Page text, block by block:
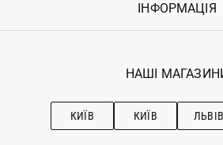
Повернення
Гарантія
Увійти
Ostriv Club+
ІНФОРМАЦІЯ
Наші магазини
Рекомендації з
НАШІ
КИЇВ КИЇВ ЛЬВІВ